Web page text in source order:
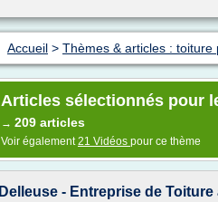
Accueil > Thèmes & articles : toiture
Articles sélectionnés pour
→ 209 articles
Voir également21 Vidéos pour ce thème
Delleuse - Entreprise de